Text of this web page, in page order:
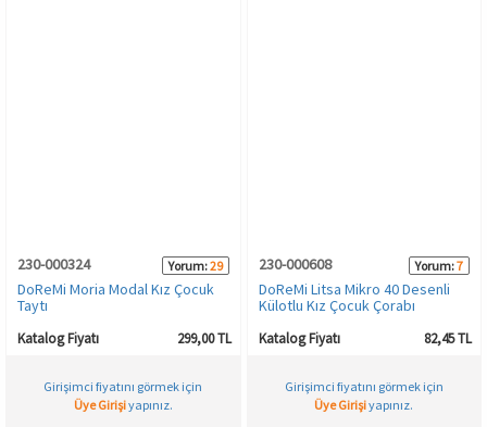
230-000324 Yorum:29
DoReMi Moria Modal Kız Çocuk
Taytı
Katalog Fiyatı 299,00 TL
Girişimci fiyatını görmek için
Üye Girişiyapınız.
230-000608 Yorum:7
DoReMi Litsa Mikro 40 Desenli
Külotlu Kız Çocuk Çorabı
Katalog Fiyatı 82,45 TL
Girişimci fiyatını görmek için
Üye Girişiyapınız.